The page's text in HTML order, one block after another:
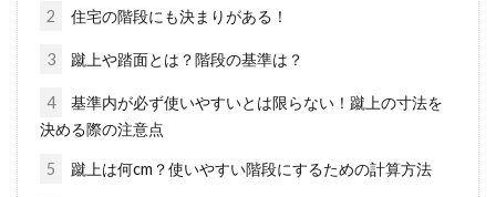
新築を建てる時にこだわりたい！機
能的なトイレの収納
新築を購入する際、リビングなどの広いスペー
2 住宅の階段にも決まりがある！
3 蹴上や踏面とは？階段の基準は？
4
基準内が必ず使いやすいとは限らない！蹴上の寸法を
決める際の注意点
5 蹴上は何cm？使いやすい階段にするための計算方法